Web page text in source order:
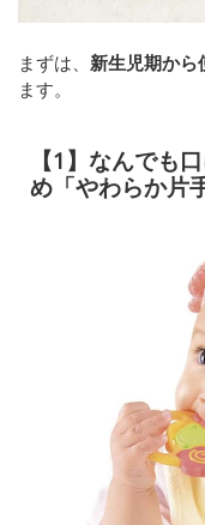
まずは、 新生児期から
ます。
【1】なんでも
め「やわらか片